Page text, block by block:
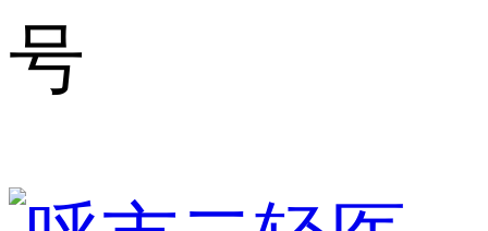
号